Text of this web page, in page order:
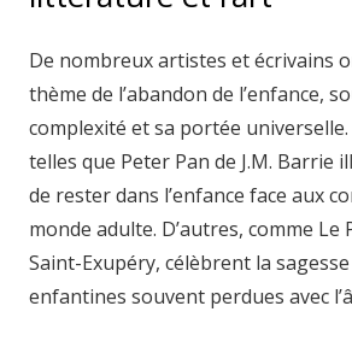
De nombreux artistes et écrivains
thème de l’abandon de l’enfance,
complexité et sa portée
telles que Peter Pan de J.M. Barrie
de rester dans l’enfance face aux
monde adulte. D’autres, comme Le
Saint-Exupéry, célèbrent la
enfantines souvent perdues avec